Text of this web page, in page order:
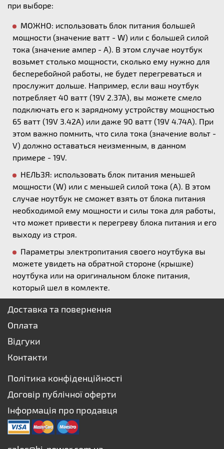
при выборе:
МОЖНО: использовать блок питания большей
мощности (значение ватт - W) или с большей силой
тока (значение ампер - А). В этом случае ноутбук
возьмет столько мощности, сколько ему нужно для
бесперебойной работы, не будет перегреваться и
прослужит дольше. Например, если ваш ноутбук
потребляет 40 ватт (19V 2.37A), вы можете смело
подключать его к зарядному устройству мощностью
65 ватт (19V 3.42A) или даже 90 ватт (19V 4.74A). При
этом важно помнить, что сила тока (значение вольт -
V) должно оставаться неизменным, в данном
примере - 19V.
НЕЛЬЗЯ: использовать блок питания меньшей
мощности (W) или с меньшей силой тока (А). В этом
случае ноутбук не сможет взять от блока питания
необходимой ему мощности и силы тока для работы,
что может привести к перегреву блока питания и его
выходу из строя.
Параметры электропитания своего ноутбука вы
можете увидеть на обратной стороне (крышке)
ноутбука или на оригинальном блоке питания,
который шел в комлекте.
Доставка та повернення
Оплата
Відгуки
Контакти
Політика конфіденційності
Договір публічної оферти
Інформація про продавця